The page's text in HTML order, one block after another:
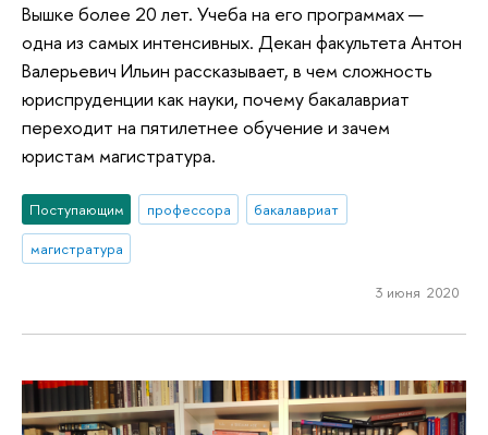
Вышке более 20 лет. Учеба на его программах —
одна из самых интенсивных. Декан факультета Антон
Валерьевич Ильин рассказывает, в чем сложность
юриспруденции как науки, почему бакалавриат
переходит на пятилетнее обучение и зачем
юристам магистратура.
Поступающим профессора
бакалавриат
магистратура
3 июня 2020